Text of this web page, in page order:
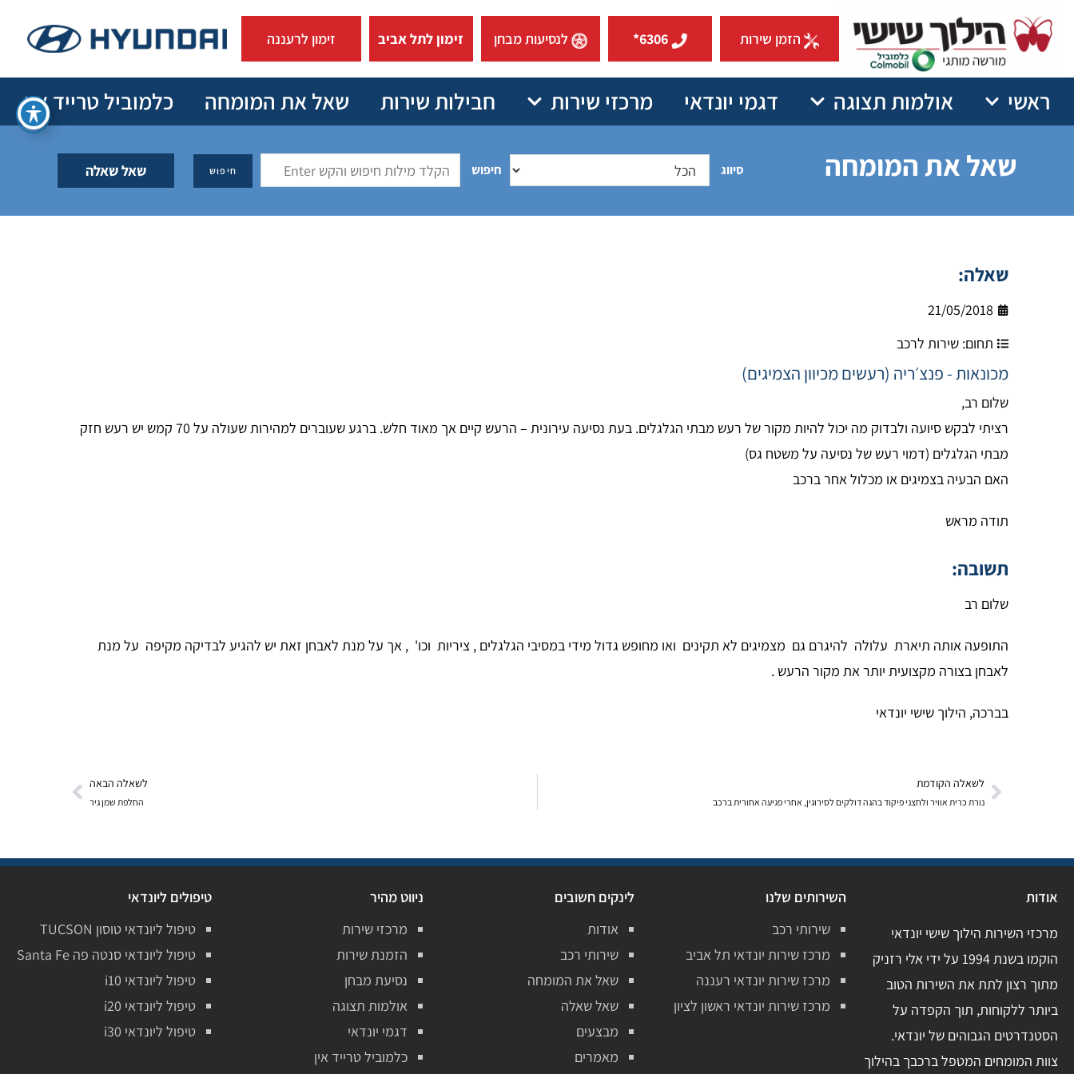
הזמן שירות 6306* לנסיעות מבחן זימון לתל אביב זימון לרעננה
ראשי אולמות תצוגה דגמי יונדאי מרכזי שירות חבילות שירות שאל את המומחה כלמוביל טרייד אין
שאל את המומחה סיווג חיפוש שאל שאלה
שאלה:
21/05/2018
תחום: שירות לרכב
מכונאות - פנצ׳ריה (רעשים מכיוון הצמיגים)
שלום רב,
רציתי לבקש סיועה ולבדוק מה יכול להיות מקור של רעש מבתי הגלגלים. בעת נסיעה עירונית – הרעש קיים אך מאוד חלש. ברגע שעוברים למהירות שעולה על 70 קמש יש רעש חזק
מבתי הגלגלים (דמוי רעש של נסיעה על משטח גס)
האם הבעיה בצמיגים או מכלול אחר ברכב
תודה מראש
תשובה:
שלום רב
התופעה אותה תיארת עלולה להיגרם גם מצמיגים לא תקינים ואו מחופש גדול מידי במסיבי הגלגלים , ציריות וכו' , אך על מנת לאבחן זאת יש להגיע לבדיקה מקיפה על מנת
לאבחן בצורה מקצועית יותר את מקור הרעש .
בברכה, הילוך שישי יונדאי
לשאלה הקודמת
נורת כרית אוויר ולחצני פיקוד בהגה דולקים לסירוגין, אחרי פגיעה אחורית ברכב
לשאלה הבאה
החלפת שמן גיר
אודות
מרכזי השירות הילוך שישי יונדאי
הוקמו בשנת 1994 על ידי אלי רזניק
מתוך רצון לתת את השירות הטוב
ביותר ללקוחות, תוך הקפדה על
הסטנדרטים הגבוהים של יונדאי.
צוות המומחים המטפל ברכבך בהילוך
השירותים שלנו
שירותי רכב
מרכז שירות יונדאי תל אביב
מרכז שירות יונדאי רעננה
מרכז שירות יונדאי ראשון לציון
לינקים חשובים
אודות
שירותי רכב
שאל את המומחה
שאל שאלה
מבצעים
מאמרים
ניווט מהיר
מרכזי שירות
הזמנת שירות
נסיעת מבחן
אולמות תצוגה
דגמי יונדאי
כלמוביל טרייד אין
טיפולים ליונדאי
טיפול ליונדאי טוסון TUCSON
טיפול ליונדאי סנטה פה Santa Fe
טיפול ליונדאי i10
טיפול ליונדאי i20
טיפול ליונדאי i30